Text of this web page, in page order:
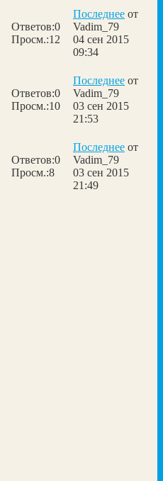
Ответов:0
Просм.:12
Последнее от
Vadim_79
04 сен 2015
09:34
Ответов:0
Просм.:10
Последнее от
Vadim_79
03 сен 2015
21:53
Ответов:0
Просм.:8
Последнее от
Vadim_79
03 сен 2015
21:49